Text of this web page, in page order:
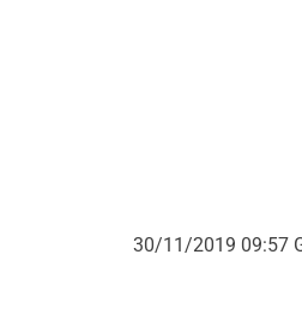
30/11/2019 09:57